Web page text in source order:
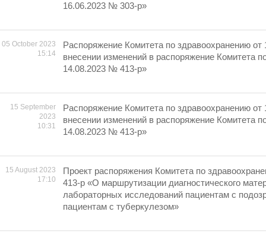
16.06.2023 № 303-р»
05 October 2023
15:14
Распоряжение Комитета по здравоохранению
внесении изменений в распоряжение Комитета
14.08.2023 № 413-р»
15 September
2023
10:31
Распоряжение Комитета по здравоохранению
внесении изменений в распоряжение Комитета
14.08.2023 № 413-р»
15 August 2023
17:10
Проект распоряжения Комитета по
413-р «О маршрутизации диагностического
лабораторных исследований пациентам с
пациентам с туберкулезом»